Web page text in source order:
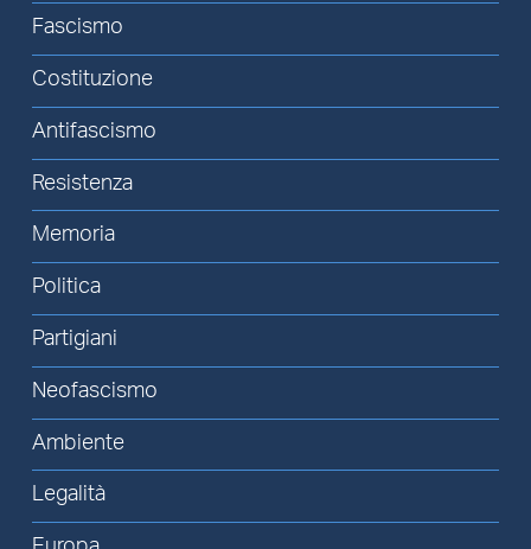
Fascismo
Costituzione
Antifascismo
Resistenza
Memoria
Politica
Partigiani
Neofascismo
Ambiente
Legalità